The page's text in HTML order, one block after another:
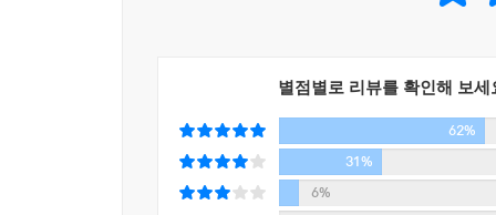
별점별로 리뷰를 확인해 보세
62%
31%
6%